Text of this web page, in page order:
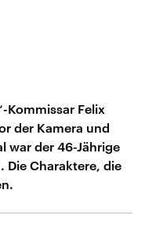
Kommissar Felix
der Kamera und
war der 46-Jährige
Die Charaktere, die